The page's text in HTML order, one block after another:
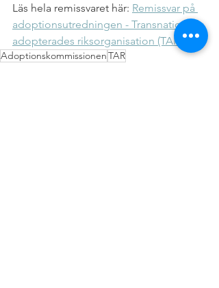
Läs hela remissvaret här: Remissvar på
adoptionsutredningen - Transnationellt
adopterades riksorganisation (TAR)
AdoptionskommissionenTAR